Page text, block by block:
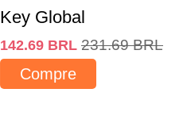
Key Global
142.69 BRL 231.69 BRL
Compre